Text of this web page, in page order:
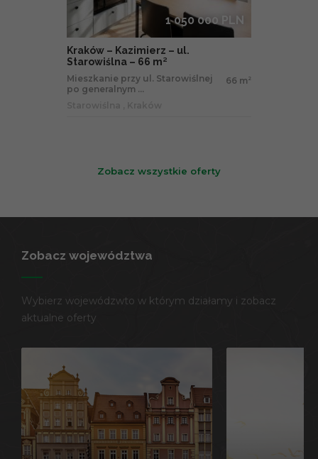
1 050 000 PLN
Kraków – Kazimierz – ul.
Starowiślna – 66 m²
Mieszkanie przy ul. Starowiślnej
po generalnym ...
66 m 2
Zobacz wszystkie oferty
Zobacz województwa
Wybierz wojewódzwto w którym działamy i zobacz
aktualne oferty